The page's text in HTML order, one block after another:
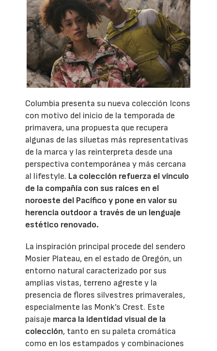
Columbia presenta su nueva colección Icons
con motivo del inicio de la temporada de
primavera, una propuesta que recupera
algunas de las siluetas más representativas
de la marca y las reinterpreta desde una
perspectiva contemporánea y más cercana
al lifestyle. La colección refuerza el vínculo
de la compañía con sus raíces en el
noroeste del Pacífico y pone en valor su
herencia outdoor a través de un lenguaje
estético renovado.
La inspiración principal procede del sendero
Mosier Plateau, en el estado de Oregón, un
entorno natural caracterizado por sus
amplias vistas, terreno agreste y la
presencia de flores silvestres primaverales,
especialmente las Monk’s Crest. Este
paisaje marca la identidad visual de la
colección, tanto en su paleta cromática
como en los estampados y combinaciones